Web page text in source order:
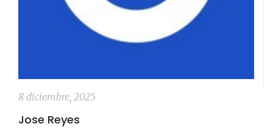
8 diciembre, 2025
Jose Reyes